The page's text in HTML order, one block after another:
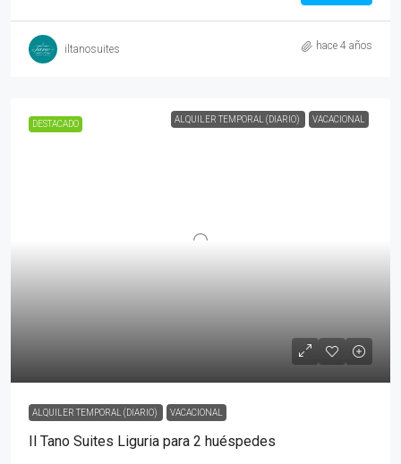
iltanosuites hace 4 años
DESTACADO ALQUILER TEMPORAL (DIARIO) VACACIONAL
ALQUILER TEMPORAL (DIARIO) VACACIONAL
Il Tano Suites Liguria para 2 huéspedes